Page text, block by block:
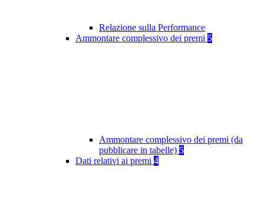
Relazione sulla Performance
Ammontare complessivo dei premi 5
Ammontare complessivo dei premi (da
pubblicare in tabelle) 5
Dati relativi ai premi 4